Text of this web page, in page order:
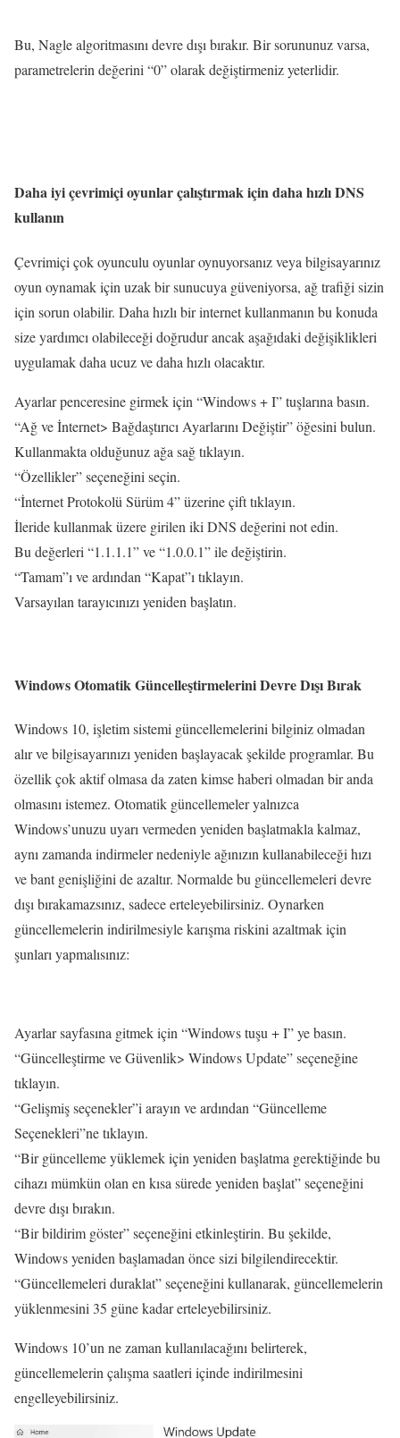
Bu, Nagle algoritmasını devre dışı bırakır. Bir sorununuz varsa,
parametrelerin değerini “0” olarak değiştirmeniz yeterlidir.
Daha iyi çevrimiçi oyunlar çalıştırmak için daha hızlı DNS
kullanın
Çevrimiçi çok oyunculu oyunlar oynuyorsanız veya bilgisayarınız
oyun oynamak için uzak bir sunucuya güveniyorsa, ağ trafiği sizin
için sorun olabilir. Daha hızlı bir internet kullanmanın bu konuda
size yardımcı olabileceği doğrudur ancak aşağıdaki değişiklikleri
uygulamak daha ucuz ve daha hızlı olacaktır.
Ayarlar penceresine girmek için “Windows + I” tuşlarına basın.
“Ağ ve İnternet> Bağdaştırıcı Ayarlarını Değiştir” öğesini bulun.
Kullanmakta olduğunuz ağa sağ tıklayın.
“Özellikler” seçeneğini seçin.
“İnternet Protokolü Sürüm 4” üzerine çift tıklayın.
İleride kullanmak üzere girilen iki DNS değerini not edin.
Bu değerleri “1.1.1.1” ve “1.0.0.1” ile değiştirin.
“Tamam”ı ve ardından “Kapat”ı tıklayın.
Varsayılan tarayıcınızı yeniden başlatın.
Windows Otomatik Güncelleştirmelerini Devre Dışı Bırak
Windows 10, işletim sistemi güncellemelerini bilginiz olmadan
alır ve bilgisayarınızı yeniden başlayacak şekilde programlar. Bu
özellik çok aktif olmasa da zaten kimse haberi olmadan bir anda
olmasını istemez. Otomatik güncellemeler yalnızca
Windows’unuzu uyarı vermeden yeniden başlatmakla kalmaz,
aynı zamanda indirmeler nedeniyle ağınızın kullanabileceği hızı
ve bant genişliğini de azaltır. Normalde bu güncellemeleri devre
dışı bırakamazsınız, sadece erteleyebilirsiniz. Oynarken
güncellemelerin indirilmesiyle karışma riskini azaltmak için
şunları yapmalısınız:
Ayarlar sayfasına gitmek için “Windows tuşu + I” ye basın.
“Güncelleştirme ve Güvenlik> Windows Update” seçeneğine
tıklayın.
“Gelişmiş seçenekler”i arayın ve ardından “Güncelleme
Seçenekleri”ne tıklayın.
“Bir güncelleme yüklemek için yeniden başlatma gerektiğinde bu
cihazı mümkün olan en kısa sürede yeniden başlat” seçeneğini
devre dışı bırakın.
“Bir bildirim göster” seçeneğini etkinleştirin. Bu şekilde,
Windows yeniden başlamadan önce sizi bilgilendirecektir.
“Güncellemeleri duraklat” seçeneğini kullanarak, güncellemelerin
yüklenmesini 35 güne kadar erteleyebilirsiniz.
Windows 10’un ne zaman kullanılacağını belirterek,
güncellemelerin çalışma saatleri içinde indirilmesini
engelleyebilirsiniz.